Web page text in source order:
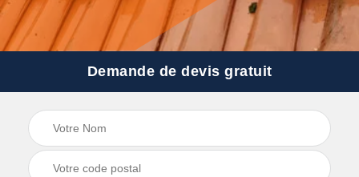
Demande de devis gratuit